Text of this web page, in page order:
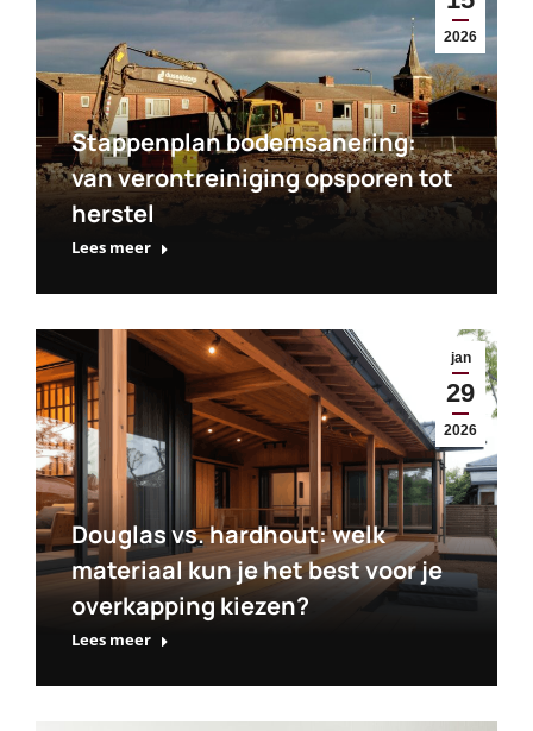
2026
Stappenplan bodemsanering:
van verontreiniging opsporen tot
herstel
Lees meer
jan
29
2026
Douglas vs. hardhout: welk
materiaal kun je het best voor je
overkapping kiezen?
Lees meer